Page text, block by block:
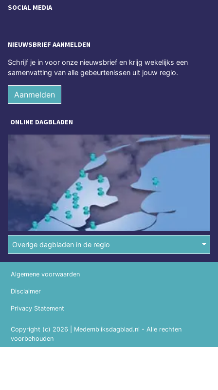
SOCIAL MEDIA
NIEUWSBRIEF AANMELDEN
Schrijf je in voor onze nieuwsbrief en krijg wekelijks een
samenvatting van alle gebeurtenissen uit jouw regio.
Aanmelden
ONLINE DAGBLADEN
Overige dagbladen in de regio
Copyright (c) 2026 | Medembliksdagblad.nl - Alle rechten
voorbehouden
Algemene voorwaarden
Disclaimer
Privacy Statement